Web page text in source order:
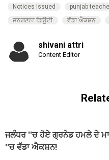
Notices Issued punjab
ਜਨਗਣਨਾ ਡਿਊਟੀ
ਵੱਡਾ ਐਕਸ਼ਨ
shivani attri
Content Editor
ਜਲੰਧਰ ''ਚ ਹੋਏ ਗ੍ਰਨੇਡ ਹਮਲੇ ਦੇ
''ਚ ਵੱਡਾ ਐਕਸ਼ਨ!